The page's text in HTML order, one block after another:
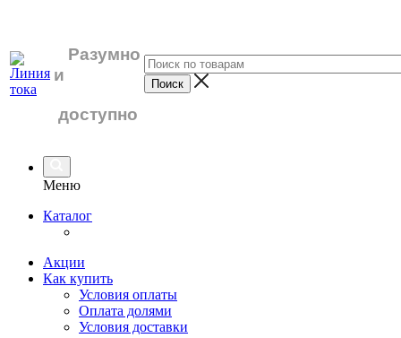
Разумно
и
доступно
Меню
Каталог
Акции
Как купить
Условия оплаты
Оплата долями
Условия доставки